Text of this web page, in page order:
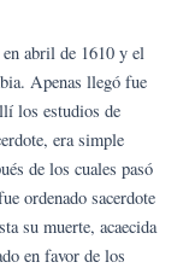
abril de 1610 y el
Apenas llegó fue
los estudios de
era simple
de los cuales pasó
ordenado sacerdote
su muerte, acaecida
en favor de los